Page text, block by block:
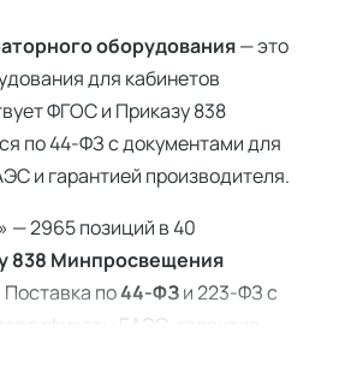
оборудования— это
для кабинетов
ФГОС и Приказу 838
по 44-ФЗ с документами для
и гарантией производителя.
— 2965 позиций в 40
838 Минпросвещения
Поставка по44-ФЗи 223-ФЗ с
ЕАЭС, гарантия
России — 3–14 дней со